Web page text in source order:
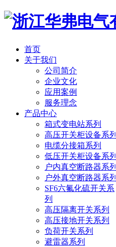
首页
关于我们
公司简介
企业文化
应用案例
服务理念
产品中心
箱式变电站系列
高压开关柜设备系列
电缆分接箱系列
低压开关柜设备系列
户内真空断路器系列
户外真空断路器系列
SF6六氟化硫开关系
列
高压隔离开关系列
高压接地开关系列
负荷开关系列
避雷器系列